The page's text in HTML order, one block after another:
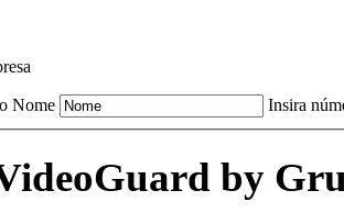
Nome Insira
Guard by